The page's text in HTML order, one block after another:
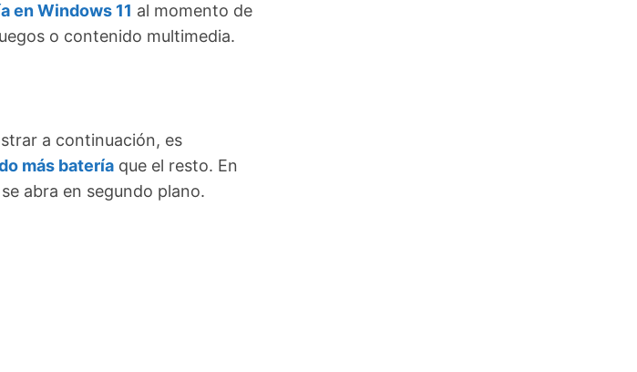
en Windows 11 al momento de
o contenido multimedia.
a continuación, es
más batería que el resto. En
abra en segundo plano.